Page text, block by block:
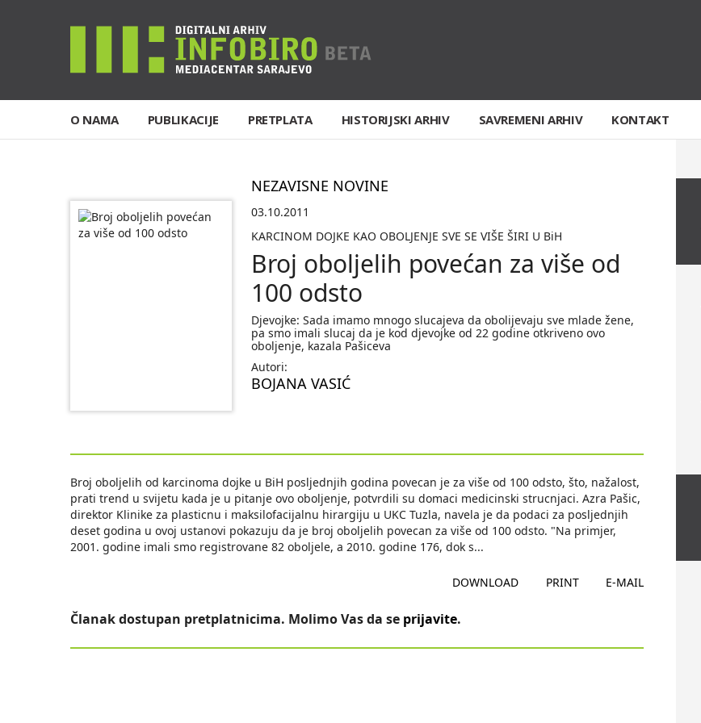
O NAMA PUBLIKACIJE PRETPLATA HISTORIJSKI ARHIV SAVREMENI ARHIV KONTAKT
NEZAVISNE NOVINE
03.10.2011
KARCINOM DOJKE KAO OBOLJENJE SVE SE VIŠE ŠIRI U BiH
Broj oboljelih povećan za više od
100 odsto
Djevojke: Sada imamo mnogo slucajeva da obolijevaju sve mlade žene,
pa smo imali slucaj da je kod djevojke od 22 godine otkriveno ovo
oboljenje, kazala Pašiceva
Autori:
BOJANA VASIĆ
Broj oboljelih od karcinoma dojke u BiH posljednjih godina povecan je za više od 100 odsto, što, nažalost,
prati trend u svijetu kada je u pitanje ovo oboljenje, potvrdili su domaci medicinski strucnjaci. Azra Pašic,
direktor Klinike za plasticnu i maksilofacijalnu hirargiju u UKC Tuzla, navela je da podaci za posljednjih
deset godina u ovoj ustanovi pokazuju da je broj oboljelih povecan za više od 100 odsto. "Na primjer,
2001. godine imali smo registrovane 82 oboljele, a 2010. godine 176, dok s...
DOWNLOAD PRINT E-MAIL
Članak dostupan pretplatnicima. Molimo Vas da se prijavite.